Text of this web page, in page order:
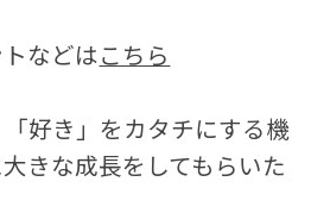
などはこちら
好き」をカタチにする機
きな成長をしてもらいた